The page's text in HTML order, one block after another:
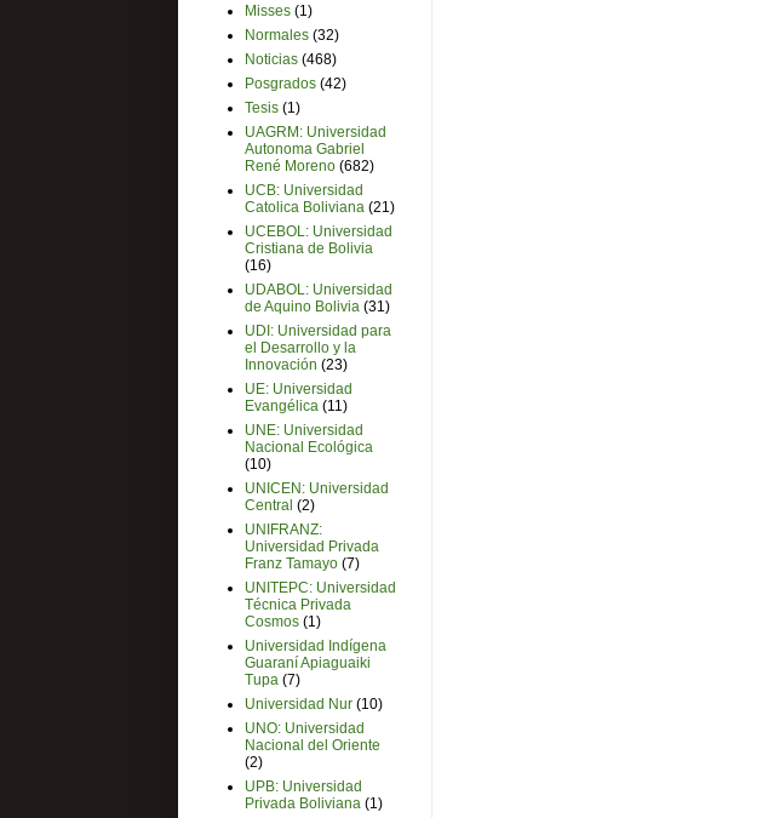
Misses (1)
Normales (32)
Noticias (468)
Posgrados (42)
Tesis (1)
UAGRM: Universidad
Autonoma Gabriel
René Moreno (682)
UCB: Universidad
Catolica Boliviana (21)
UCEBOL: Universidad
Cristiana de Bolivia
(16)
UDABOL: Universidad
de Aquino Bolivia (31)
UDI: Universidad para
el Desarrollo y la
Innovación (23)
UE: Universidad
Evangélica (11)
UNE: Universidad
Nacional Ecológica
(10)
UNICEN: Universidad
Central (2)
UNIFRANZ:
Universidad Privada
Franz Tamayo (7)
UNITEPC: Universidad
Técnica Privada
Cosmos (1)
Universidad Indígena
Guaraní Apiaguaiki
Tupa (7)
Universidad Nur (10)
UNO: Universidad
Nacional del Oriente
(2)
UPB: Universidad
Privada Boliviana (1)